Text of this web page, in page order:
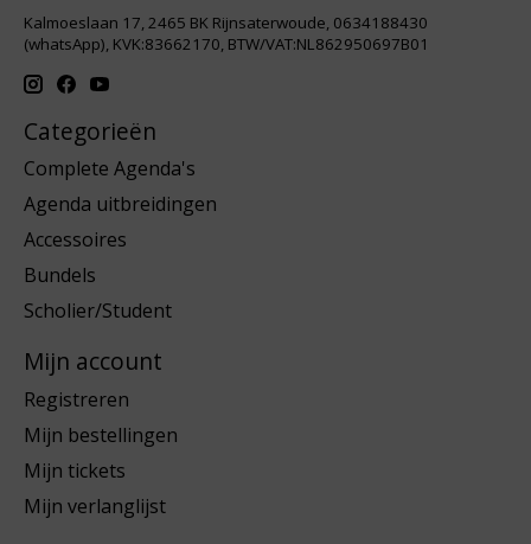
Kalmoeslaan 17, 2465 BK Rijnsaterwoude, 0634188430
(whatsApp), KVK:83662170, BTW/VAT:NL862950697B01
Categorieën
Complete Agenda's
Agenda uitbreidingen
Accessoires
Bundels
Scholier/Student
Mijn account
Registreren
Mijn bestellingen
Mijn tickets
Mijn verlanglijst